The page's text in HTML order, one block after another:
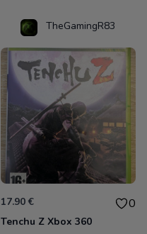
TheGamingR83
17.90 € 0
Tenchu Z Xbox 360